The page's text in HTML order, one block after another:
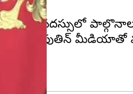
బ్రిక్స్ సదస్సులో
పుతిన్‌